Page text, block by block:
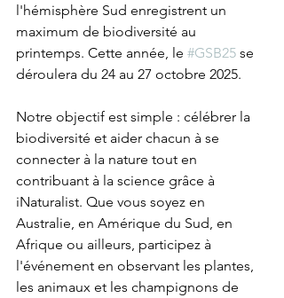
l'hémisphère Sud enregistrent un
maximum de biodiversité au
printemps. Cette année, le #GSB25 se
déroulera du 24 au 27 octobre 2025.
Notre objectif est simple : célébrer la
biodiversité et aider chacun à se
connecter à la nature tout en
contribuant à la science grâce à
iNaturalist. Que vous soyez en
Australie, en Amérique du Sud, en
Afrique ou ailleurs, participez à
l'événement en observant les plantes,
les animaux et les champignons de